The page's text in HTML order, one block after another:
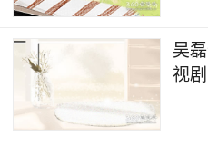
吴
视剧